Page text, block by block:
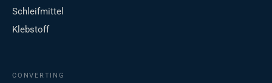
Schleifmittel
Klebstoff
CONVERTING